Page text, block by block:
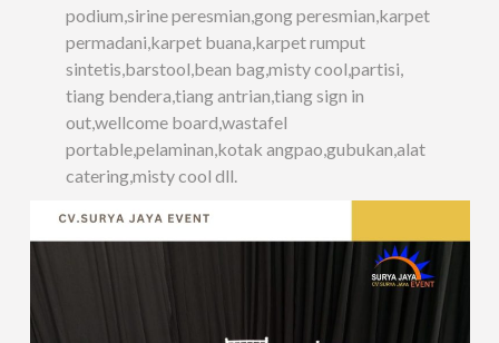
podium,sirine peresmian,gong peresmian,karpet
permadani,karpet buana,karpet rumput
sintetis,barstool,bean bag,misty cool,partisi,
tiang bendera,tiang antrian,tiang sign in
out,wellcome board,wastafel
portable,pelaminan,kotak angpao,gubukan,alat
catering,misty cool dll.